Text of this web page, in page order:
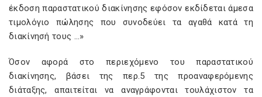
έκδοση παραστατικού διακίνησης εφόσον εκδίδεται άμεσα
τιμολόγιο πώλησης που συνοδεύει τα αγαθά κατά τη
διακίνησή τους …»
Όσον αφορά στο περιεχόμενο του παραστατικού
διακίνησης, βάσει της περ.5 της προαναφερόμενης
διάταξης, απαιτείται να αναγράφονται τουλάχιστον τα